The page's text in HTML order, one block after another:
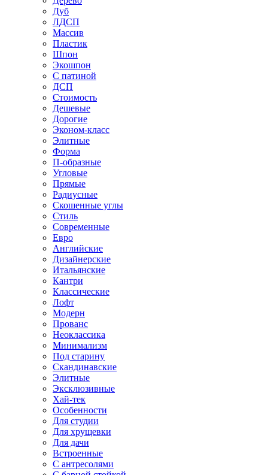
Дуб
ЛДСП
Массив
Пластик
Шпон
Экошпон
С патиной
ДСП
Стоимость
Дешевые
Дорогие
Эконом-класс
Элитные
Форма
П-образные
Угловые
Прямые
Радиусные
Скошенные углы
Стиль
Современные
Евро
Английские
Дизайнерские
Итальянские
Кантри
Классические
Лофт
Модерн
Прованс
Неоклассика
Минимализм
Под старину
Скандинавские
Элитные
Эксклюзивные
Хай-тек
Особенности
Для студии
Для хрущевки
Для дачи
Встроенные
С антресолями